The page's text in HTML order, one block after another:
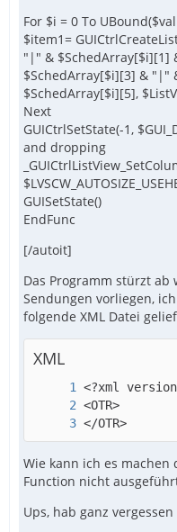
For $i = 0 To
$item1=
"|" &
$SchedArray[$i][3] & "|"
$SchedArray[$i][5],
Next
GUICtrlSetState(-1,
and dropping
GUISetState()
EndFunc
[/autoit]
Das Programm stürzt ab
Sendungen vorliegen,
folgende XML Datei
XML
</OTR>
Wie kann ich es machen
Function nicht
Ups, hab ganz